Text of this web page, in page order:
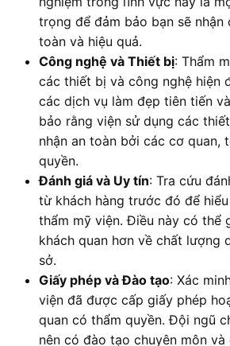
trọng để đảm bảo bạn sẽ nhận
toàn và hiệu quả.
Công nghệ và Thiết bị: Thẩm
các thiết bị và công nghệ hiện
các dịch vụ làm đẹp tiên tiến
bảo rằng viện sử dụng các
nhận an toàn bởi các cơ quan,
quyền.
Đánh giá và Uy tín: Tra cứu
từ khách hàng trước đó để
thẩm mỹ viện. Điều này có thể
khách quan hơn về chất lượng
sở.
Giấy phép và Đào tạo: Xác
viện đã được cấp giấy phép
quan có thẩm quyền. Đội ngũ
nên có đào tạo chuyên môn